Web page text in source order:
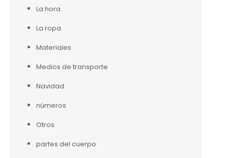
La hora
La ropa
Materiales
Medios de transporte
Navidad
números
Otros
partes del cuerpo